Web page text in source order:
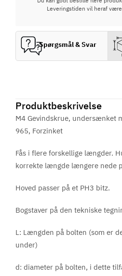
Produktbeskrivelse
M4 Gevindskrue, undersænket
965, Forzinket
Fås i flere forskellige længder.
korrekte længde længere nede
Hoved passer på et PH3 bitz.
Bogstaver på den tekniske
L: Længden på bolten (som er
under)
d: diameter på bolten, i dette
Leveringstiden vil heraf
Spørgsmål & Svar